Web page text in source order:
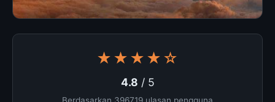
★★★★☆
4.8 / 5
Berdasarkan 396719 ulasan pengguna